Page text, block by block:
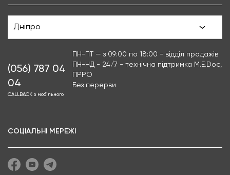
Дніпро
(056) 787 04
04
CALLBACK з мобільного
ПН-ПТ — з 09:00 по 18:00 - відділ продажів
ПН-НД - 24/7 - технічна підтримка M.E.Doc,
ПРРО
Без перерви
СОЦІАЛЬНІ МЕРЕЖІ